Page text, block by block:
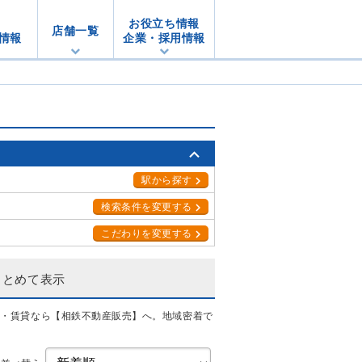
報
店舗一覧
お役立ち情報
企業・採用情報
駅から探す
検索条件を変更する
こだわりを変更する
とめて表示
賃貸なら【相鉄不動産販売】へ。地域密着で